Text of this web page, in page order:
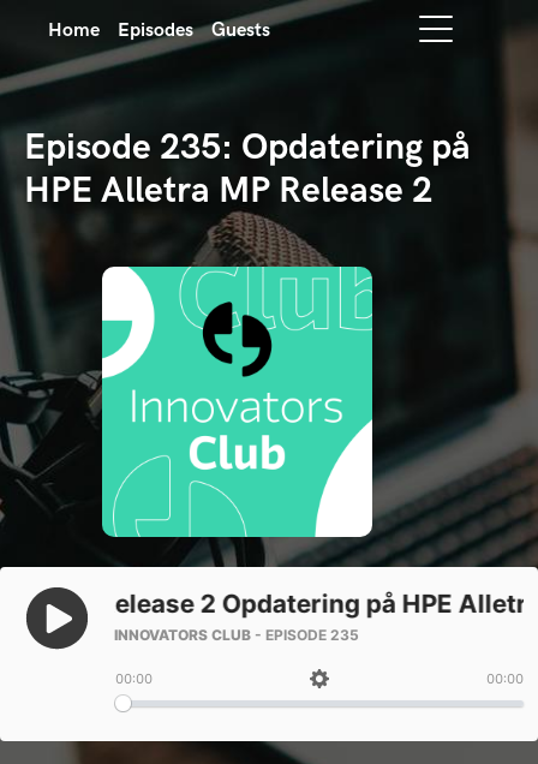
Home Episodes Guests
Episode 235: Opdatering på
HPE Alletra MP Release 2